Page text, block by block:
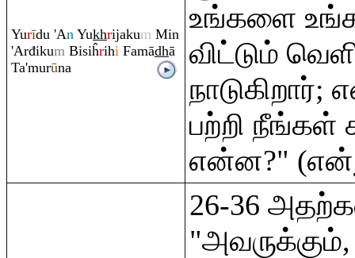
Yurīdu 'An Yukhrijakum Min
'Arđikum Bisiĥrihi Famādhā
Ta'murūna
உங்களை
விட்டும்
பற்றி
என்ன?"
26-36